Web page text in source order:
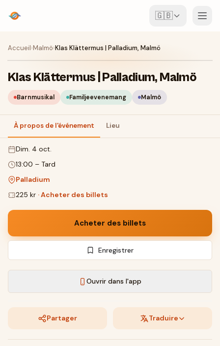
🇬🇧
Événements
Carte
Lieux
Pour les organisateurs
Créer un événement
Accueil›Malmö›Klas Klättermus | Palladium, Malmö
Klas Klättermus | Palladium, Malmö
Barnmusikal Familjeevenemang Malmö
À propos de l'événement Lieu
dim. 4 oct.
13:00 – Tard
Palladium
225 kr ·Acheter des billets
Acheter des billets
Enregistrer
Ouvrir dans l'app
Partager Traduire